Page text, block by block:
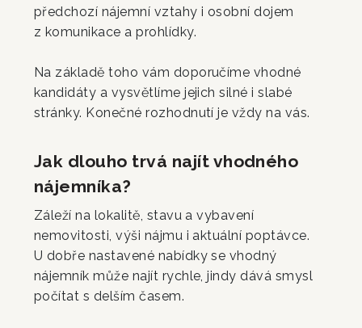
předchozí nájemní vztahy i osobní dojem
z komunikace a prohlídky.
Na základě toho vám doporučíme vhodné
kandidáty a vysvětlíme jejich silné i slabé
stránky. Konečné rozhodnutí je vždy na vás.
Jak dlouho trvá najít vhodného
nájemníka?
Záleží na lokalitě, stavu a vybavení
nemovitosti, výši nájmu i aktuální poptávce.
U dobře nastavené nabídky se vhodný
nájemník může najít rychle, jindy dává smysl
počítat s delším časem.